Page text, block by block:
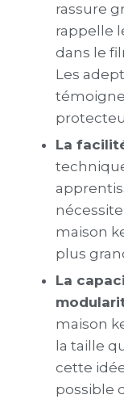
rassure
rappelle
dans le
Les
La
maison
plus
La
maison
la taille
cette
possible